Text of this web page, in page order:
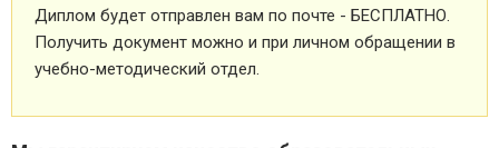
Диплом будет отправлен вам по почте - БЕСПЛАТНО.
Получить документ можно и при личном обращении в
учебно-методический отдел.